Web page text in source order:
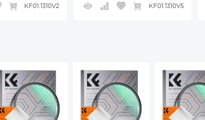
KF01.1310V2 KF01.1310V5